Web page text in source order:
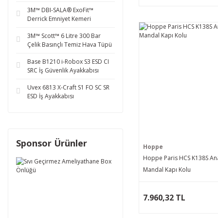
3M™ DBI-SALA® ExoFit™
Derrick Emniyet Kemeri
3M™ Scott™ 6 Litre 300 Bar
Çelik Basınçlı Temiz Hava Tüpü
Base B1210 i-Robox S3 ESD CI
SRC İş Güvenlik Ayakkabısı
Uvex 6813 X-Craft S1 FO SC SR
ESD İş Ayakkabısı
Sponsor Ürünler
Hoppe
Hoppe Paris HCS K138S
Mandal Kapı Kolu
7.960,32 TL